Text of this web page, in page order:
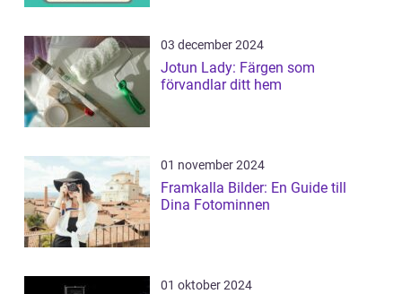
03 december 2024
Jotun Lady: Färgen som
förvandlar ditt hem
01 november 2024
Framkalla Bilder: En Guide till
Dina Fotominnen
01 oktober 2024